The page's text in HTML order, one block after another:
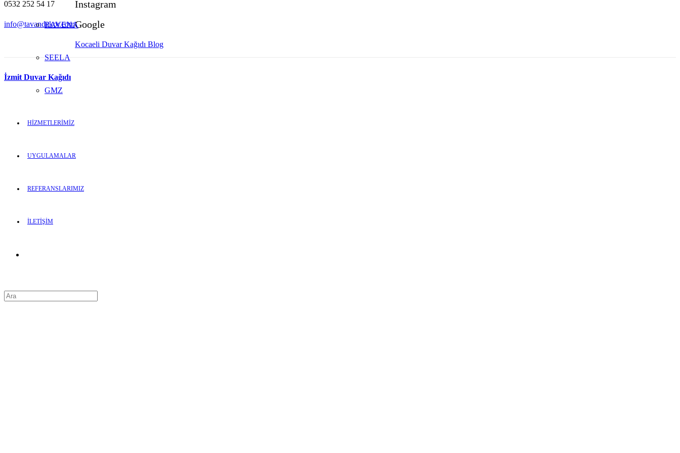
0532 252 54 17
info@tavandekor.com
Instagram
Google
Kocaeli Duvar Kağıdı Blog
RAVENA
SEELA
GMZ
HİZMETLERİMİZ
UYGULAMALAR
REFERANSLARIMIZ
İLETİŞİM
İzmit Duvar Kağıdı